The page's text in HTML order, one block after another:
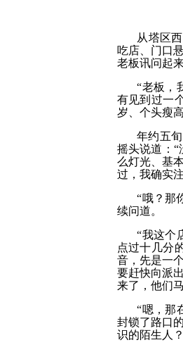
从塔区
吃店、门口
老板讯问起来
“老板，
有见到过一
岁、个头瘦
年约五
摇头说道：
么灯光、基
过，我确实
“哦？那
续问道。
“我这个
点过十几分
音，先是一
要赶快向派
来了，他们
“嗯，那
封锁了路口
识的陌生人